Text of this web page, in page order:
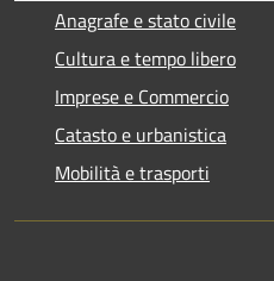
Anagrafe e stato civile
Cultura e tempo libero
Imprese e Commercio
Catasto e urbanistica
Mobilità e trasporti